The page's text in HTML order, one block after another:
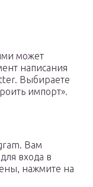
может
написания
Выбираете
импорт».
Вам
входа в
нажмите на